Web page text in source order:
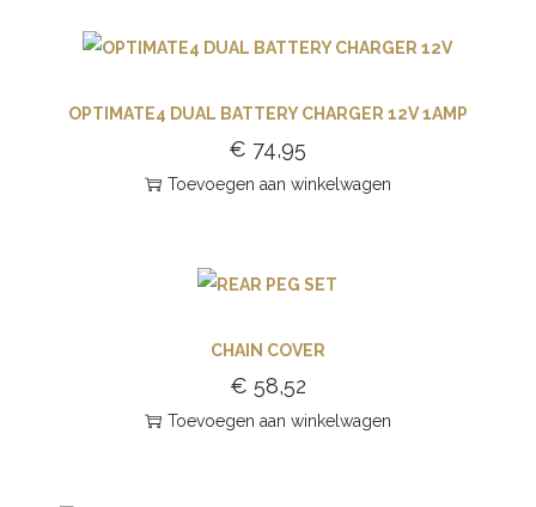
OPTIMATE4 DUAL BATTERY CHARGER 12V 1AMP
€ 74,95
Toevoegen aan winkelwagen
CHAIN COVER
€ 58,52
Toevoegen aan winkelwagen